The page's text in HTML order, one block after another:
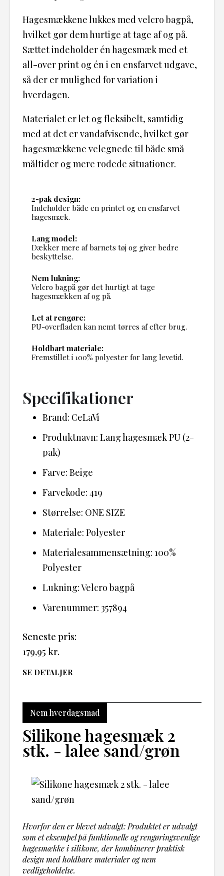
Hagesmækkene lukkes med velcro bagpå,
hvilket gør dem hurtige at tage af og på.
Sættet indeholder én hagesmæk med et
all-over print og én i en ensfarvet udgave,
så der er mulighed for variation i
hverdagen.
Materialet er let og fleksibelt, samtidig
med at det er vandafvisende, hvilket gør
hagesmækkene velegnede til både små
måltider og mere rodede situationer.
2-pak design:
Indeholder både en printet og en ensfarvet
hagesmæk.
Lang model:
Dækker mere af barnets tøj og giver bedre
beskyttelse.
Nem lukning:
Velcro bagpå gør det hurtigt at tage
hagesmækken af og på.
Let at rengøre:
PU-overfladen kan nemt tørres af efter brug.
Holdbart materiale:
Fremstillet i 100% polyester for lang levetid.
Specifikationer
Brand: CeLaVi
Produktnavn: Lang hagesmæk PU (2-
pak)
Farve: Beige
Farvekode: 419
Størrelse: ONE SIZE
Materiale: Polyester
Materialesammensætning: 100%
Polyester
Lukning: Velcro bagpå
Varenummer: 357894
Seneste pris:
179,95 kr.
SE DETALJER
Nem hverdagsmad
Silikone hagesmæk 2
stk. - lalee sand/grøn
Hvorfor den er blevet udvalgt: Produktet er udvalgt
som et eksempel på funktionelle og rengøringsvenlige
hagesmække i silikone, der kombinerer praktisk
design med holdbare materialer og nem
vedligeholdelse.